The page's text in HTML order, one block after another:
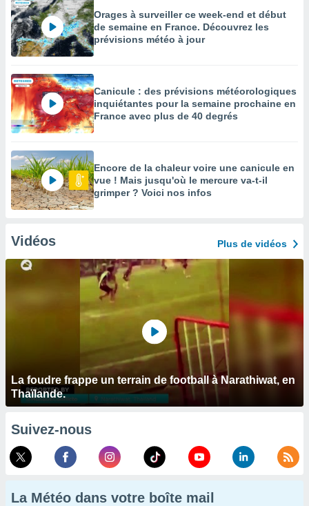
Orages à surveiller ce week-end et début
de semaine en France. Découvrez les
prévisions météo à jour
Canicule : des prévisions météorologiques
inquiétantes pour la semaine prochaine en
France avec plus de 40 degrés
Encore de la chaleur voire une canicule en
vue ! Mais jusqu'où le mercure va-t-il
grimper ? Voici nos infos
Vidéos Plus de vidéos
La foudre frappe un terrain de football à Narathiwat, en
Thaïlande.
Suivez-nous
La Météo dans votre boîte mail